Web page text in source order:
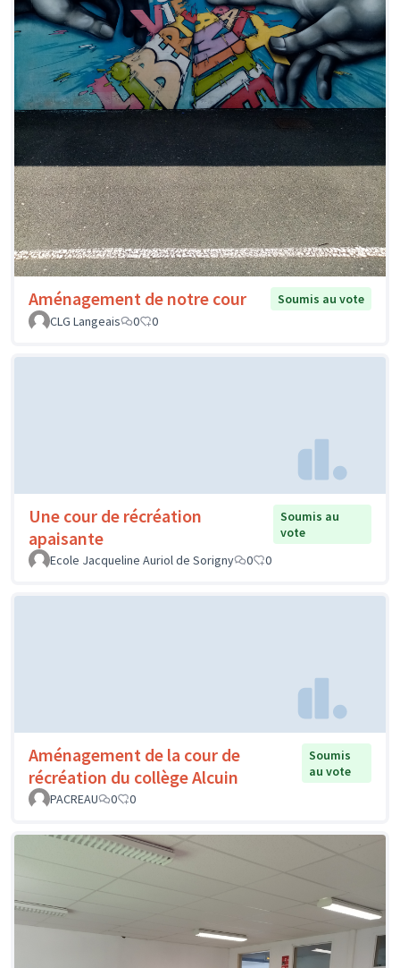
Aménagement de notre cour
Soumis au vote
CLG Langeais
0 0
Une cour de récréation
apaisante
Soumis au
vote
Ecole Jacqueline Auriol de Sorigny
0 0
Aménagement de la cour de
récréation du collège Alcuin
Soumis
au vote
PACREAU
0 0